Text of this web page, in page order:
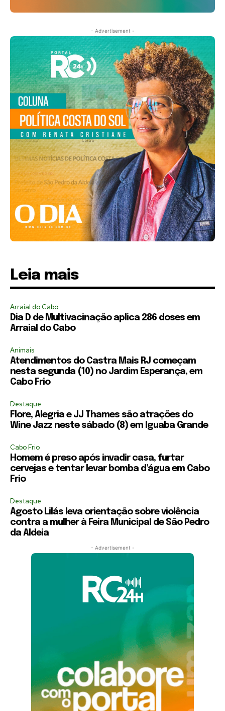
- Advertisement -
Leia mais
Arraial do Cabo
Dia D de Multivacinação aplica 286 doses em
Arraial do Cabo
Animais
Atendimentos do Castra Mais RJ começam
nesta segunda (10) no Jardim Esperança, em
Cabo Frio
Destaque
Flore, Alegria e JJ Thames são atrações do
Wine Jazz neste sábado (8) em Iguaba Grande
Cabo Frio
Homem é preso após invadir casa, furtar
cervejas e tentar levar bomba d’água em Cabo
Frio
Destaque
Agosto Lilás leva orientação sobre violência
contra a mulher à Feira Municipal de São Pedro
da Aldeia
- Advertisement -